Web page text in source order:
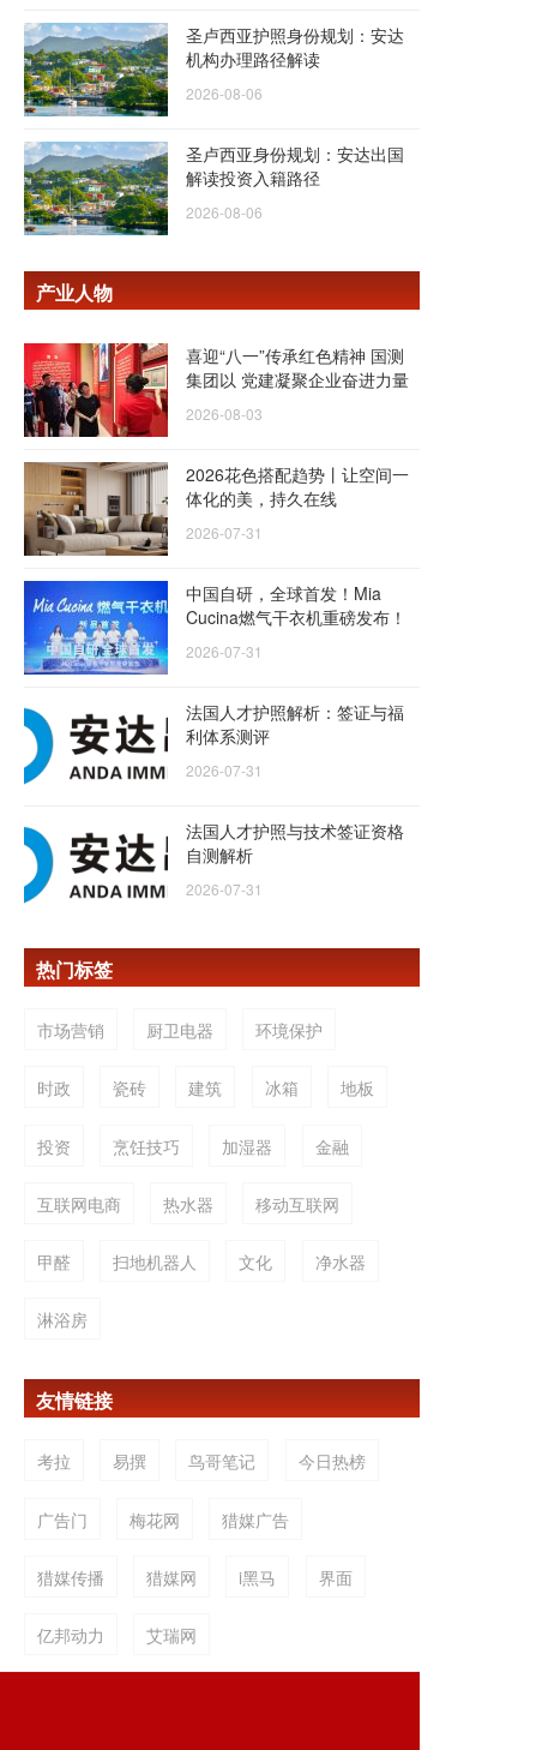
圣卢西亚护照身份规划：安达
机构办理路径解读
2026-08-06
圣卢西亚身份规划：安达出国
解读投资入籍路径
2026-08-06
产业人物
喜迎“八一”传承红色精神 国测
集团以 党建凝聚企业奋进力量
2026-08-03
2026花色搭配趋势丨让空间一
体化的美，持久在线
2026-07-31
中国自研，全球首发！Mia
Cucina燃气干衣机重磅发布！
2026-07-31
法国人才护照解析：签证与福
利体系测评
2026-07-31
法国人才护照与技术签证资格
自测解析
2026-07-31
热门标签
市场营销 厨卫电器 环境保护
时政 瓷砖 建筑 冰箱 地板
投资 烹饪技巧 加湿器 金融
互联网电商 热水器 移动互联网
甲醛 扫地机器人 文化 净水器
淋浴房
友情链接
考拉 易撰 鸟哥笔记 今日热榜
广告门 梅花网 猎媒广告
猎媒传播 猎媒网 i黑马 界面
亿邦动力 艾瑞网